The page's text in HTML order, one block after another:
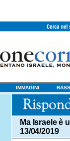
IMMAGINI
Ma Israele è
13/04/2019